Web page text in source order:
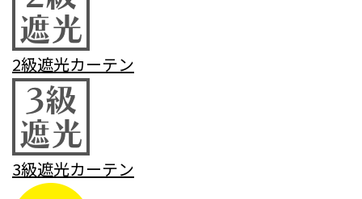
2級遮光カーテン
3級遮光カーテン